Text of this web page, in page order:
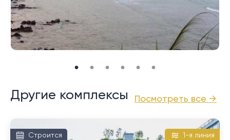
Калим — небольшой пляж в северной части залива
Патонг. Несмотря на близость к Патонгу, Калим
спокойный и спокойный, хотя сам пляж довольно
каменистый и не подходит для купания. Многие
наслаждаются близлежащим контрактом с
Посмотреть все →
Другие комплексы
Строится 1-я линия